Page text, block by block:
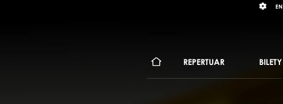
język
EN
REPERTUAR BILETY